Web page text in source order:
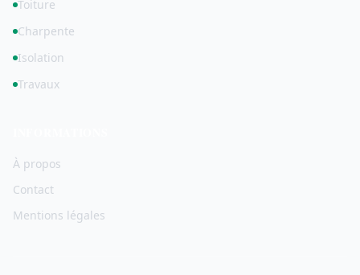
Toiture
Charpente
Isolation
Travaux
À propos
Contact
Mentions légales